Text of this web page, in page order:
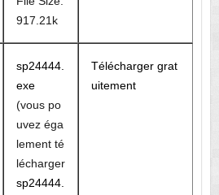
917.21k
sp24444.
exe
(vous po
uvez éga
lement té
lécharger
sp24444.
Télécharger grat
uitement